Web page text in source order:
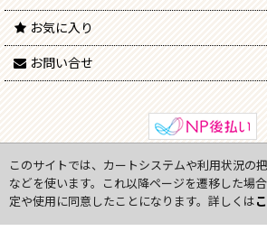
お気に入り
お問い合せ
Copyright (C) 2009-2024onlinejp.neAll
このサイトでは、カートシステムや利用状況の
などを使います。これ以降ページを遷移した場
定や使用に同意したことになります。詳しくは